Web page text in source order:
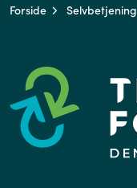
Forside Selvbetjening